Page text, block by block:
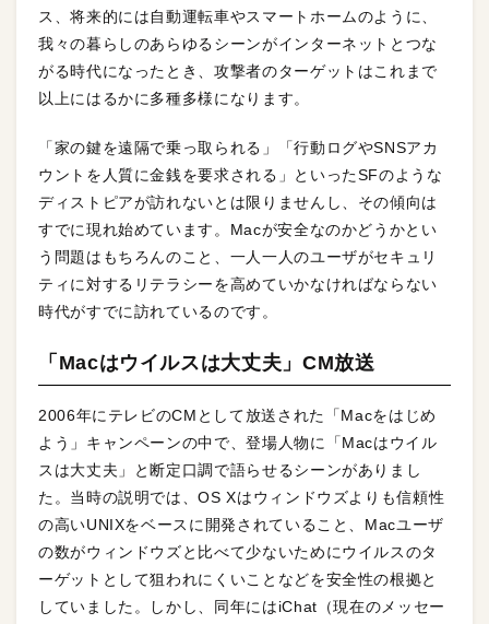
ス、将来的には自動運転車やスマートホームのように、
我々の暮らしのあらゆるシーンがインターネットとつな
がる時代になったとき、攻撃者のターゲットはこれまで
以上にはるかに多種多様になります。
「家の鍵を遠隔で乗っ取られる」「行動ログやSNSアカ
ウントを人質に金銭を要求される」といったSFのような
ディストピアが訪れないとは限りませんし、その傾向は
すでに現れ始めています。Macが安全なのかどうかとい
う問題はもちろんのこと、一人一人のユーザがセキュリ
ティに対するリテラシーを高めていかなければならない
時代がすでに訪れているのです。
「Macはウイルスは大丈夫」CM放送
2006年にテレビのCMとして放送された「Macをはじめ
よう」キャンペーンの中で、登場人物に「Macはウイル
スは大丈夫」と断定口調で語らせるシーンがありまし
た。当時の説明では、OS Xはウィンドウズよりも信頼性
の高いUNIXをベースに開発されていること、Macユーザ
の数がウィンドウズと比べて少ないためにウイルスのタ
ーゲットとして狙われにくいことなどを安全性の根拠と
していました。しかし、同年にはiChat（現在のメッセー